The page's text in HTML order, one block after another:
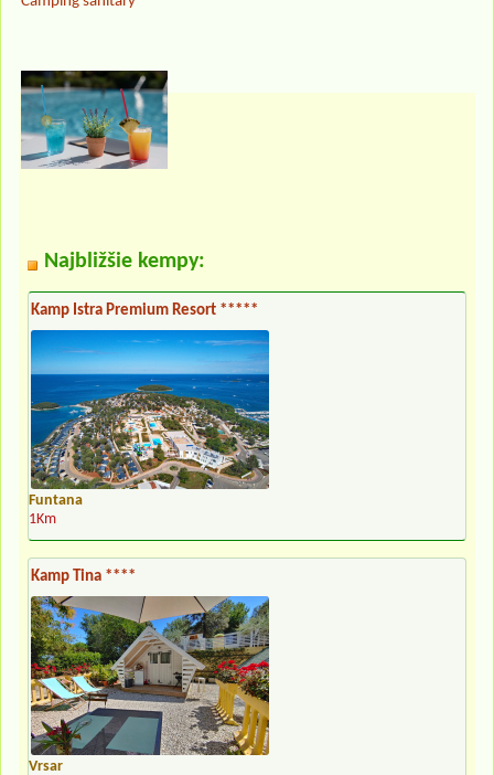
Najbližšie kempy:
Kamp Istra Premium Resort *****
Funtana
1Km
Kamp Tina ****
Vrsar